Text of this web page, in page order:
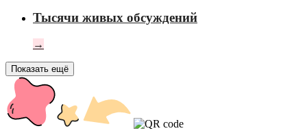
Тысячи живых обсуждений
→
Показать ещё